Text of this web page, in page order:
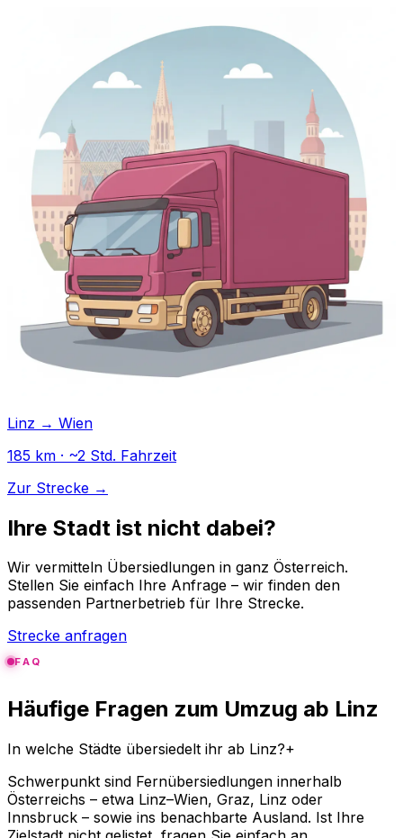
Linz → Wien
185 km · ~2 Std. Fahrzeit
Zur Strecke →
Ihre Stadt ist nicht dabei?
Wir vermitteln Übersiedlungen in ganz Österreich.
Stellen Sie einfach Ihre Anfrage – wir finden den
passenden Partnerbetrieb für Ihre Strecke.
Strecke anfragen
FAQ
Häufige Fragen zum Umzug ab Linz
In welche Städte übersiedelt ihr ab Linz?+
Schwerpunkt sind Fernübersiedlungen innerhalb
Österreichs – etwa Linz–Wien, Graz, Linz oder
Innsbruck – sowie ins benachbarte Ausland. Ist Ihre